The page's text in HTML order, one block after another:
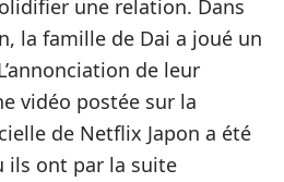
une relation. Dans
la famille de Dai a joué un
de leur
vidéo postée sur la
de Netflix Japon a été
ils ont par la suite